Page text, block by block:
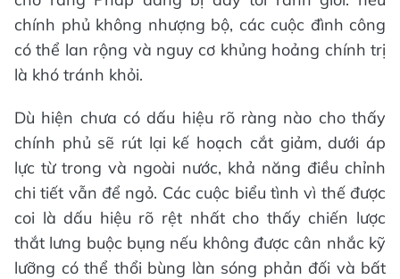
chính phủ không nhượng bộ, các cuộc đình công
có thể lan rộng và nguy cơ khủng hoảng chính trị
là khó tránh khỏi.
Dù hiện chưa có dấu hiệu rõ ràng nào cho thấy
chính phủ sẽ rút lại kế hoạch cắt giảm, dưới áp
lực từ trong và ngoài nước, khả năng điều chỉnh
chi tiết vẫn để ngỏ. Các cuộc biểu tình vì thế được
coi là dấu hiệu rõ rệt nhất cho thấy chiến lược
thắt lưng buộc bụng nếu không được cân nhắc kỹ
lưỡng có thể thổi bùng làn sóng phản đối và bất